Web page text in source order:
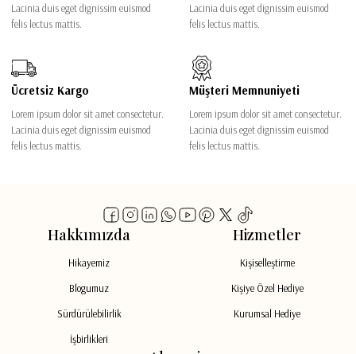
Lacinia duis eget dignissim euismod
felis lectus mattis.
Lacinia duis eget dignissim euismod
felis lectus mattis.
Ücretsiz Kargo
Lorem ipsum dolor sit amet consectetur.
Lacinia duis eget dignissim euismod
felis lectus mattis.
Müşteri Memnuniyeti
Lorem ipsum dolor sit amet consectetur.
Lacinia duis eget dignissim euismod
felis lectus mattis.
Hakkımızda
Hikayemiz
Blogumuz
Sürdürülebilirlik
İşbirlikleri
Hizmetler
Kişiselleştirme
Kişiye Özel Hediye
Kurumsal Hediye